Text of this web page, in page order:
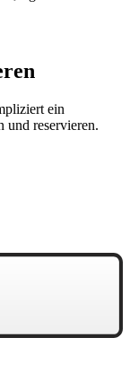
ein
und reservieren.